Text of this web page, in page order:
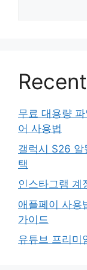
무료 대용량
어 사용법
갤럭시 S26 알
택
인스타그램 계
애플페이 사용
가이드
유튜브 프리미